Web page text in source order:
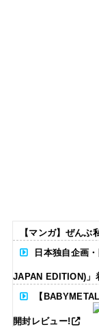
【マンガ】ぜんぶ
日本独自企画
JAPAN EDITION)」
【
開封レビュー!